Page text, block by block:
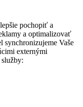
pochopiť a
a optimalizovať
synchronizujeme Vaše
externými